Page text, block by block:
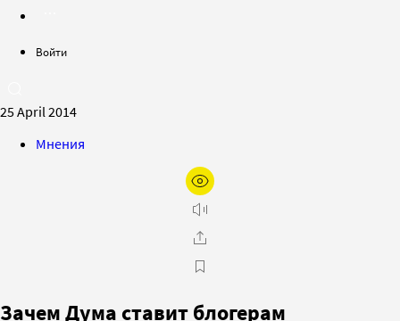
Войти
25 April 2014
Мнения
Зачем Дума ставит блогерам